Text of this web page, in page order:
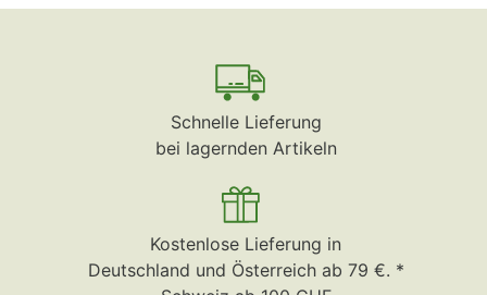
Schnelle Lieferung
bei lagernden Artikeln
Kostenlose Lieferung in
Deutschland und Österreich ab 79 €. *